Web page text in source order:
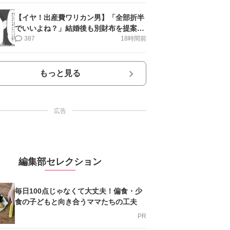
【イヤ！出産費ワリカン男】「全部折半
でいいよね？」結婚後も別財布を提案＜
第10話＞#4コマ母道場
18時間前
387
もっと見る
広告
編集部セレクション
毎日100点じゃなくて大丈夫！偏食・少
食の子どもと向き合うママたちの工夫
PR